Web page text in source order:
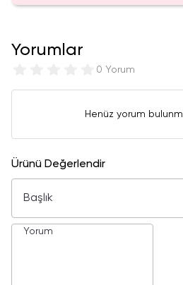
Yorumlar
0 Yorum
Henüz yorum
Ürünü Değerlendir